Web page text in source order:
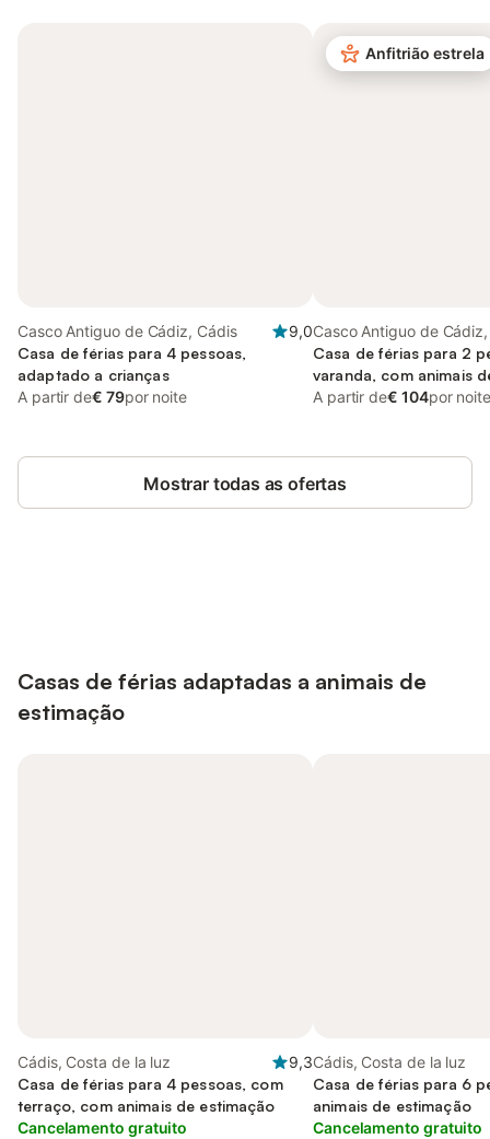
Casco Antiguo de Cádiz, Cádis
9,0
Casa de férias para 4 pessoas,
adaptado a crianças
A partir de€ 79por noite
Anfitrião estrela
Casco Antiguo de
Casa de férias para 2
varanda, com animais
A partir de€ 104por noite
Mostrar todas as ofertas
Casas de férias adaptadas a animais de
estimação
Cádis, Costa de la luz
9,3
Casa de férias para 4 pessoas, com
terraço, com animais de estimação
Cancelamento gratuito
Cádis, Costa de la luz
Casa de férias para 6
animais de estimação
Cancelamento gratuito